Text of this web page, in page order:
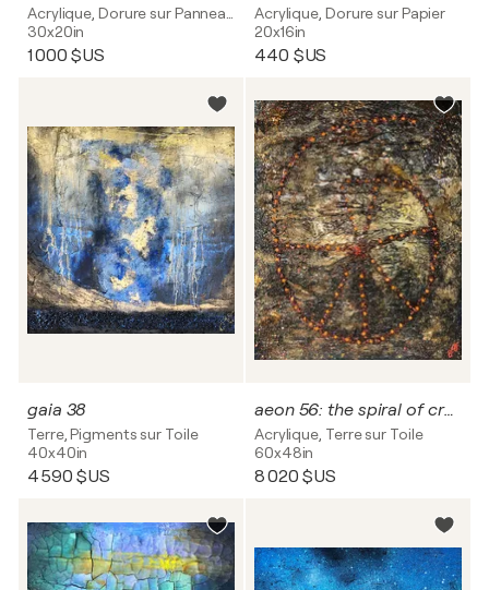
30x20in
1 000 $US
Acrylique, Dorure sur Papier
20x16in
440 $US
gaia 38
Terre, Pigments sur Toile
40x40in
4 590 $US
aeon 56: the spiral of creation.
Acrylique, Terre sur Toile
60x48in
8 020 $US